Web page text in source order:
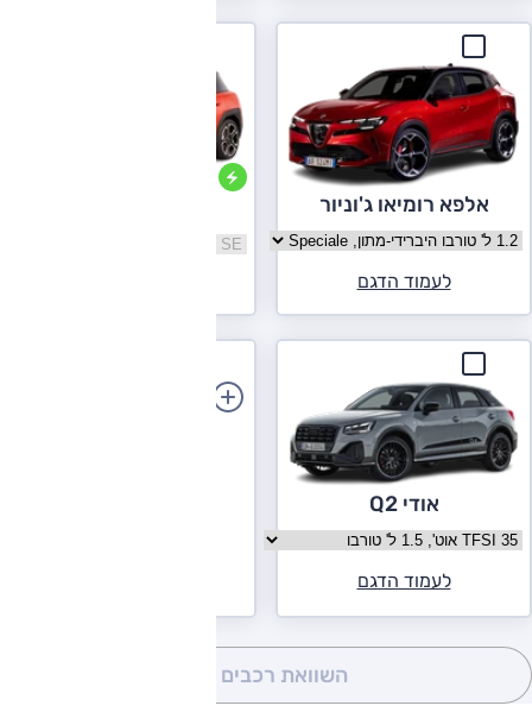
אלפא רומיאו ג'וניור
בחר גרסה אלפא רומיאו ג'וניור
לעמוד הדגם
בחר גרסה מיני אייסמן
אודי Q2
בחר גרסה אודי Q2
לעמוד הדגם
השוואת רכבים